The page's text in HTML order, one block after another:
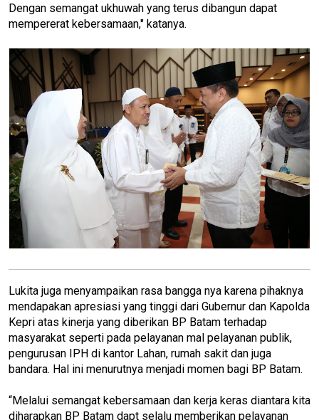
Dengan semangat ukhuwah yang terus dibangun dapat
mempererat kebersamaan," katanya.
Lukita juga menyampaikan rasa bangga nya karena pihaknya
mendapakan apresiasi yang tinggi dari Gubernur dan Kapolda
Kepri atas kinerja yang diberikan BP Batam terhadap
masyarakat seperti pada pelayanan mal pelayanan publik,
pengurusan IPH di kantor Lahan, rumah sakit dan juga
bandara. Hal ini menurutnya menjadi momen bagi BP Batam.
“Melalui semangat kebersamaan dan kerja keras diantara kita
diharapkan BP Batam dapt selalu memberikan pelayanan